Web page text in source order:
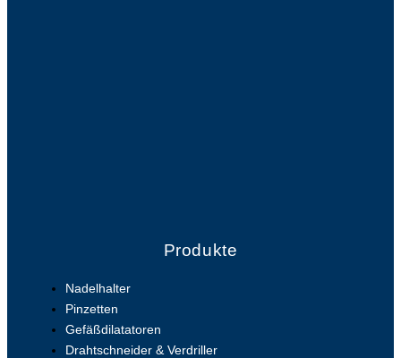
Produkte
Nadelhalter
Pinzetten
Gefäßdilatatoren
Drahtschneider & Verdriller